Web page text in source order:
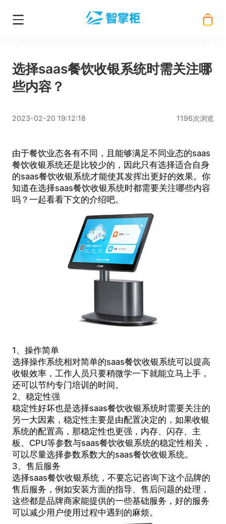
选择saas餐饮收银系统时需关注哪
些内容？
2023-02-20 19:12:18 1196次浏览
由于餐饮业态各有不同，且能够满足不同业态的saas
餐饮收银系统还是比较少的，因此只有选择适合自身
的saas餐饮收银系统才能使其发挥出更好的效果。你
知道在选择saas餐饮收银系统时都需要关注哪些内容
吗？一起看看下文的介绍吧。
1、操作简单
选择操作系统相对简单的saas餐饮收银系统可以提高
收银效率，工作人员只要稍微学一下就能立马上手，
还可以节约专门培训的时间。
2、稳定性强
稳定性好坏也是选择saas餐饮收银系统时需要关注的
另一大因素，稳定性主要是由配置决定的，如果收银
系统的配置高，那稳定性也更强，内存、闪存、主
板、CPU等参数与saas餐饮收银系统的稳定性相关，
可以尽量选择参数系数大的saas餐饮收银系统。
3、售后服务
选择saas餐饮收银系统，不要忘记咨询下这个品牌的
售后服务，例如安装方面的指导、售后问题的处理，
这些都是品牌商家能提供的一些基础服务，好的服务
可以减少用户使用过程中遇到的麻烦。